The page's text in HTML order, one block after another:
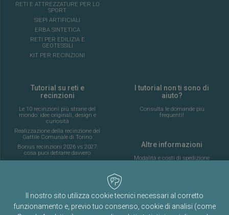
RETI E ATTREZZATURE PER LO
SPORT
SIEPI ARTIFICIALI
ERBA SINTETICA
RETI PER EDILIZIA E
GEOTESSILI
KIT PER RECINZIONI
Tutorial su reti e
recinzioni
Le 10 recinzioni più strane del
mondo: idee originali, design e
curiosità
Realizzazione della recinzione del
Gattile Comunale di Torino
Bonus recinzioni 2026 vs 2027:
cosa puoi detrarre davvero
a 5
AI: Cosa cambia nelle recinzioni
I tutorial non ti sono di
aiuto?
Consulta le domande più
frequenti!
Altre informazioni
Modalità e costi di spedizione
Termini e condizioni d’uso
Informativa sulla privacy
Il nostro sito utilizza cookie tecnici necessari al corretto
funzionamento e, previo tuo consenso, cookie di analisi (come